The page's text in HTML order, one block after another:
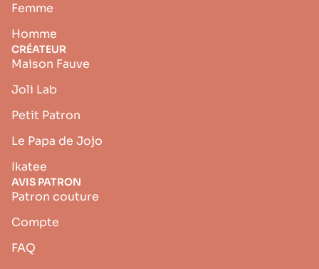
Femme
Homme
CRÉATEUR
Maison Fauve
Joli Lab
Petit Patron
Le Papa de Jojo
Ikatee
AVIS PATRON
Patron couture
Compte
FAQ